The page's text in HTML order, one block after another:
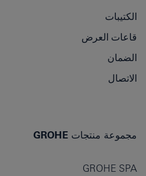
الكتيبات
قاعات العرض
الضمان
الاتصال
مجموعة منتجات GROHE
GROHE SPA